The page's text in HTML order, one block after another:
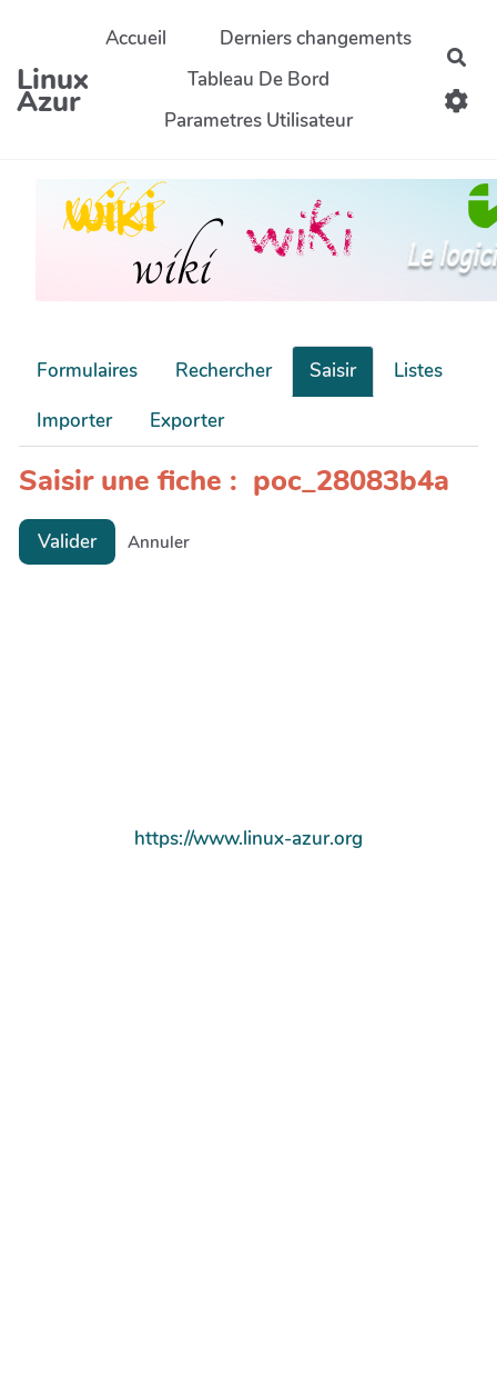
Aller au contenu principal
Linux
Azur
Accueil
Derniers changements
Tableau De Bord
Parametres Utilisateur
Formulaires Rechercher Saisir
Listes
Importer
Exporter
Saisir une fiche : poc_28083b4a
Valider Annuler
https://www.linux-azur.org